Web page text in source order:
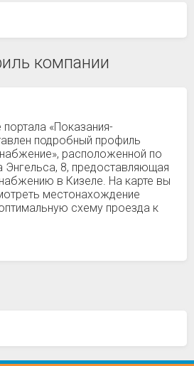
компании
«Показания-
подробный профиль
расположенной по
Энгельса, 8, предоставляющая
в Кизеле. На карте вы
местонахождение
схему проезда к